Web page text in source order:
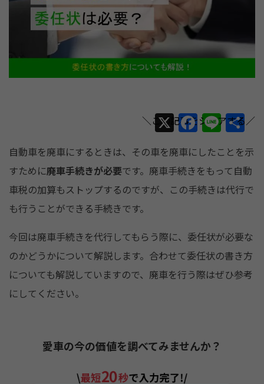
X F
a
c
e
b
o
k
Li
n
e
共
有
自動車を廃車にするときは、その車を廃車にしたことを示
すために廃車手続きが必要です。廃車手続きをもって自動
車税の加算もストップするのですが、この手続きは代行で
も行うことができる手続きです。
今回は廃車手続きを代行してもらう際に、委任状が必要な
のかどうかについて解説します。合わせて委任状の書き方
についても解説していますので、廃車を行う際はぜひ参考
にしてください。
愛車の今の価値を調べてみませんか？